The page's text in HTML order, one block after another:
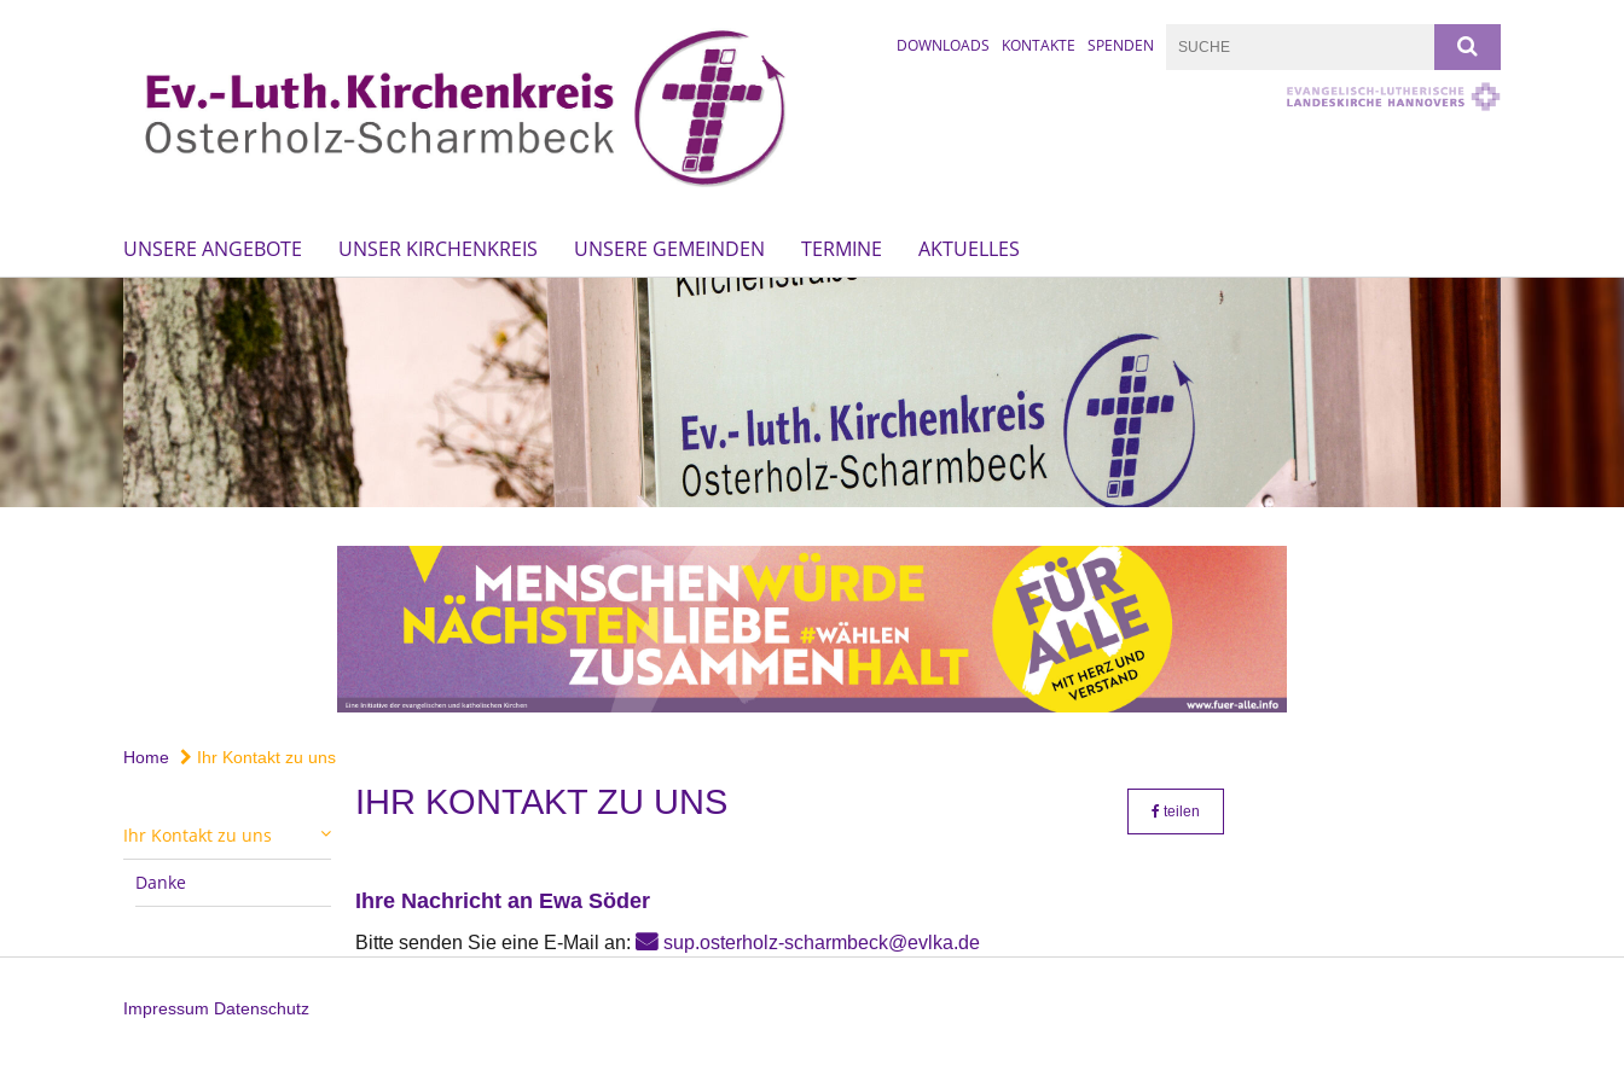
DOWNLOADS KONTAKTE SPENDEN
UNSERE ANGEBOTE UNSER KIRCHENKREIS UNSERE GEMEINDEN TERMINE AKTUELLES
Home Ihr Kontakt zu uns
Ihr Kontakt zu uns
Danke
IHR KONTAKT ZU UNS teilen
Ihre Nachricht an Ewa Söder
Bitte senden Sie eine E-Mail an: sup.osterholz-scharmbeck@evlka.de
Impressum Datenschutz